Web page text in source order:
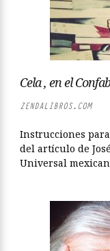
Cela , en el
ZENDALIBROS.COM
Instrucciones
del artículo de
Universal